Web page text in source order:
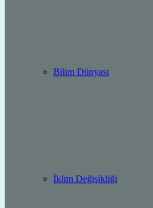
Bilim Dünyası
İklim Değişikliği